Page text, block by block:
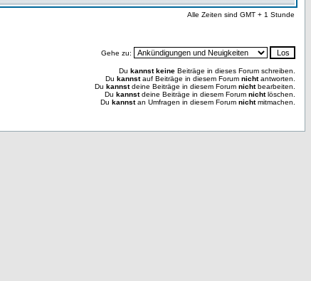
Alle Zeiten sind GMT + 1 Stunde
Gehe zu:
Du kannst keine Beiträge in dieses Forum schreiben.
Du kannstauf Beiträge in diesem Forum nichtantworten.
Du kannstdeine Beiträge in diesem Forum nichtbearbeiten.
Du kannstdeine Beiträge in diesem Forum nichtlöschen.
Du kannstan Umfragen in diesem Forum nichtmitmachen.